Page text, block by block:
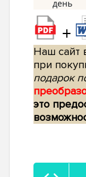
+
Наш сайт
при
подарок
это